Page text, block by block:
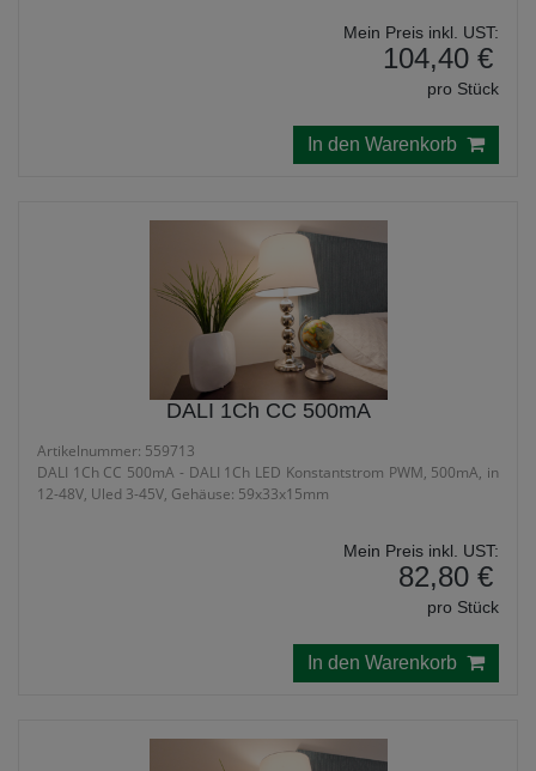
Mein Preis inkl. UST:
104,40 €
pro Stück
In den Warenkorb
DALI 1Ch CC 500mA
Artikelnummer: 559713
DALI 1Ch CC 500mA - DALI 1Ch LED Konstantstrom PWM, 500mA, in
12-48V, Uled 3-45V, Gehäuse: 59x33x15mm
Mein Preis inkl. UST:
82,80 €
pro Stück
In den Warenkorb